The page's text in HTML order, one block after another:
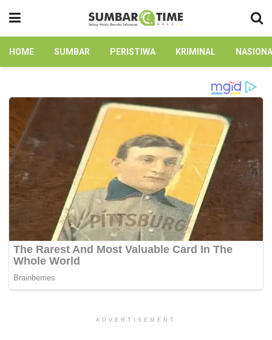
HOME SUMBAR PERISTIWA KRIMINAL
ADVERTISEMENT